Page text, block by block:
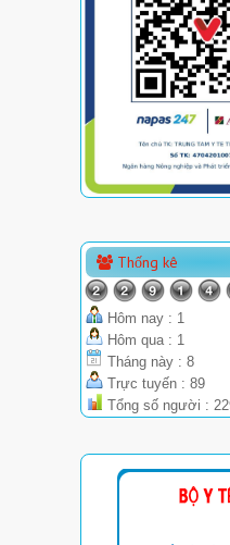
Thống kê
Hôm nay : 1
Hôm qua : 1
Tháng này : 8
Trực tuyến : 89
Tổng số người :